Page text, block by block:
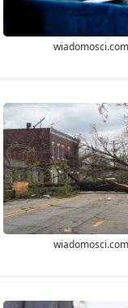
wiadomosci.com
wiadomosci.com